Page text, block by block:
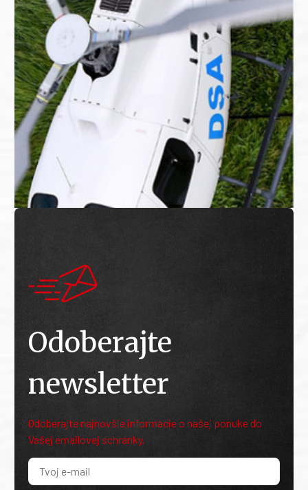
Odoberajte
newsletter
Odoberajte najnovšie informácie o našej ponuke do
Vašej emailovej schránky.